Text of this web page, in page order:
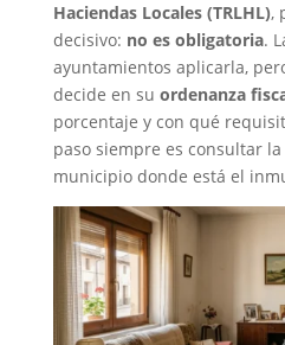
Haciendas Locales (TRLHL),
decisivo: no es obligatoria.
ayuntamientos aplicarla,
decide en su ordenanza
porcentaje y con qué
paso siempre es consultar
municipio donde está el